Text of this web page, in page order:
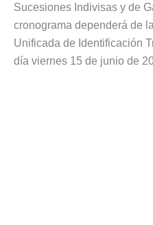
Sucesiones Indivisas y de
cronograma dependerá de
Unificada de Identificación
día viernes 15 de junio de